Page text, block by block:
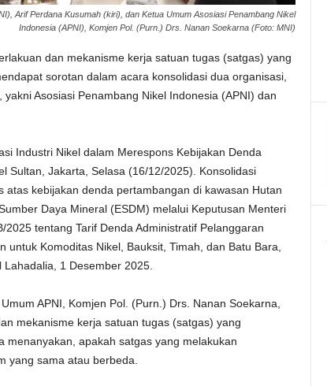
Arif Perdana Kusumah (kiri), dan Ketua Umum Asosiasi Penambang Nikel
Indonesia (APNI), Komjen Pol. (Purn.) Drs. Nanan Soekarna (Foto: MNI)
dan mekanisme kerja satuan tugas (satgas) yang
sorotan dalam acara konsolidasi dua organisasi,
Asosiasi Penambang Nikel Indonesia (APNI) dan
Industri Nikel dalam Merespons Kebijakan Denda
Sultan, Jakarta, Selasa (16/12/2025). Konsolidasi
kebijakan denda pertambangan di kawasan Hutan
Daya Mineral (ESDM) melalui Keputusan Menteri
tentang Tarif Denda Administratif Pelanggaran
untuk Komoditas Nikel, Bauksit, Timah, dan Batu Bara,
1 Desember 2025.
APNI, Komjen Pol. (Purn.) Drs. Nanan Soekarna,
mekanisme kerja satuan tugas (satgas) yang
menanyakan, apakah satgas yang melakukan
yang sama atau berbeda.